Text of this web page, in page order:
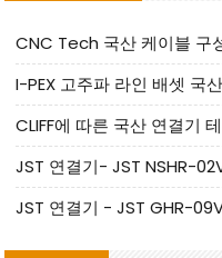
I-PEX 고주파 라인 배셋 국
CLIFF에 따른 국산 연결기